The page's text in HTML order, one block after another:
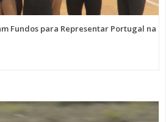
Fundos para Representar Portugal na